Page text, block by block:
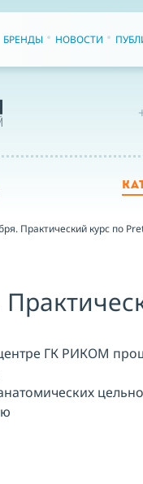
БРЕНДЫ НОВОСТИ
Практический курс по
ГК РИКОМ